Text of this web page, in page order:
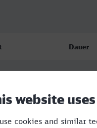
Dauer